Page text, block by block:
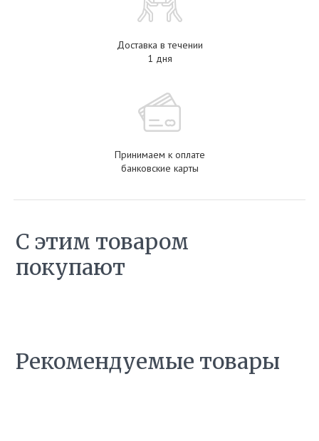
Доставка в течении
1 дня
Принимаем к оплате
банковские карты
С этим товаром
покупают
Рекомендуемые товары